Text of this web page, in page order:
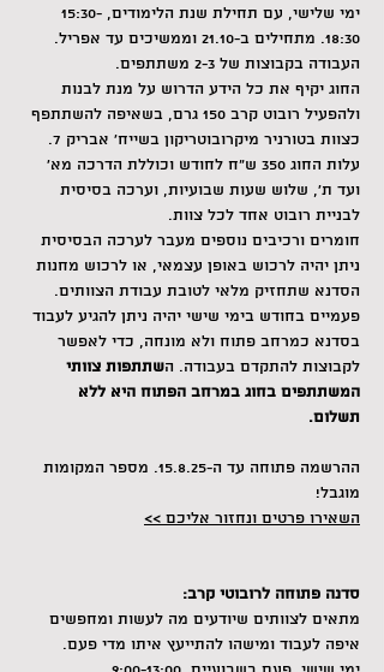
ימי שלישי, עם תחילת שנת הלימודים, 15:30-
18:30. מתחילים ב-21.10 וממשיכים עד אפריל.
העבודה בקבוצות של 2-3 משתתפים.
החוג יקיף את כל הידע הדרוש על מנת לבנות
ולהפעיל רובוט קרב 150 גרם, בשאיפה להשתתפף
כצוות בטורניר מיקרובוטריקון בשייח' אבריק 7.
עלות החוג 350 ש"ח לחודש וכוללת הדרכה מא'
ועד ת', שלוש שעות שבועיות, וערכה בסיסית
לבניית רובוט אחד לכל צוות.
חומרים ורכיבים נוספים מעבר לערכה הבסיסית
ניתן יהיה לרכוש באופן עצמאי, או לרכוש מחנות
הסדנא שתחזיק מלאי לטובת עבודת הצוותים.
פעמיים בחודש בימי שישי יהיה ניתן להגיע לעבוד
בסדנא כמרחב פתוח ולא מונחה, כדי לאפשר
לקבוצות להתקדם בעבודה. השתתפות צוותי
המשתתפים בחוג במרחב הפתוח היא ללא
תשלום.
ההרשמה פתוחה עד ה-15.8.25. מספר המקומות
מוגבל!
השאירו פרטים ונחזור אליכם >>
סדנה פתוחה לרובוטי קרב:
מתאים לצוותים שיודעים מה לעשות ומחפשים
איפה לעבוד ומישהו להתייעץ איתו מדי פעם.